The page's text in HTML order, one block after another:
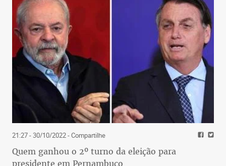
21:27 - 30/10/2022- Compartilhe
Quem ganhou o 2º turno da eleição para
presidente em Pernambuco